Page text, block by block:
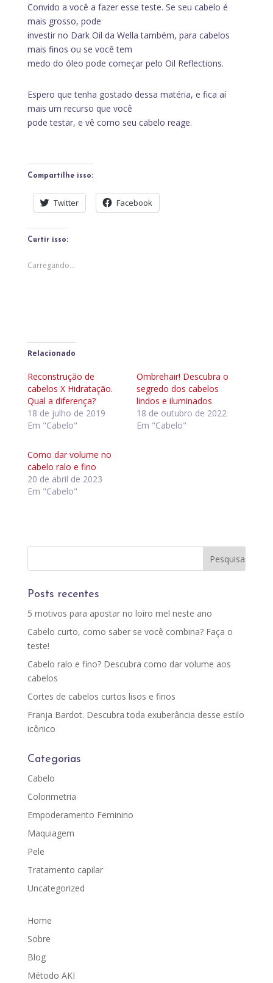
Convido a você a fazer esse teste. Se seu cabelo é
mais grosso, pode
investir no Dark Oil da Wella também, para cabelos
mais finos ou se você tem
medo do óleo pode começar pelo Oil Reflections.
Espero que tenha gostado dessa matéria, e fica aí
mais um recurso que você
pode testar, e vê como seu cabelo reage.
Compartilhe isso:
Twitter Facebook
Curtir isso:
Carregando...
Relacionado
Reconstrução de
cabelos X Hidratação.
Qual a diferença?
18 de julho de 2019
Em "Cabelo"
Ombrehair! Descubra o
segredo dos cabelos
lindos e iluminados
18 de outubro de 2022
Em "Cabelo"
Como dar volume no
cabelo ralo e fino
20 de abril de 2023
Em "Cabelo"
Posts recentes
5 motivos para apostar no loiro mel neste ano
Cabelo curto, como saber se você combina? Faça o
teste!
Cabelo ralo e fino? Descubra como dar volume aos
cabelos
Cortes de cabelos curtos lisos e finos
Franja Bardot. Descubra toda exuberância desse estilo
icônico
Categorias
Cabelo
Colorimetria
Empoderamento Feminino
Maquiagem
Pele
Tratamento capilar
Uncategorized
Home
Sobre
Blog
Método AKI